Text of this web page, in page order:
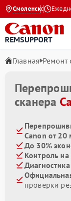
Смоленск
на Яндекс
REMSUPPORT
Главная Ремонт
сканера
Canon от 20
До 30%
Контроль
проверки